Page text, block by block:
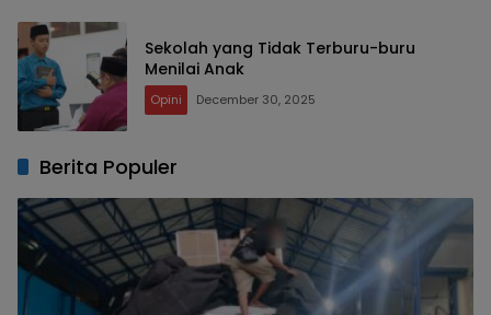
Sekolah yang Tidak Terburu-buru
Menilai Anak
Opini December 30, 2025
Berita Populer